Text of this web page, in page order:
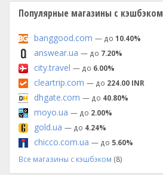
Популярные магазины с кэшбэком
banggood.com — до 10.40%
answear.ua — до 7.20%
city.travel — до 6.00%
cleartrip.com — до 224.00 INR
dhgate.com — до 40.80%
moyo.ua — до 2.00%
gold.ua — до 4.24%
chicco.com.ua — до 5.60%
Все магазины с кэшбэком (8)